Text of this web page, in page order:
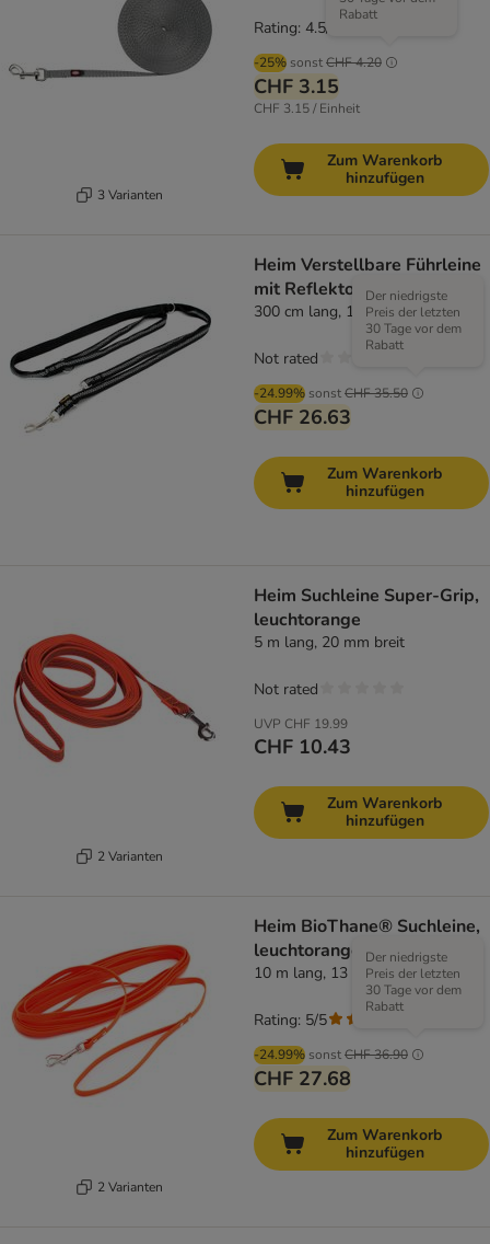
3 Varianten
-25% sonstCHF 4.20
Rabatt
CHF 3.15
CHF 3.15 / Einheit
Rating: 4.5/5
Zum Warenkorb
hinzufügen
Heim Verstellbare Führleine
mit Reflektoren, schwarz
300 cm lang, 19 mm breit
-24.99% sonstCHF 35.50
Der niedrigste
Preis der letzten
30 Tage vor dem
Rabatt
CHF 26.63
Not rated
Zum Warenkorb
hinzufügen
2 Varianten
Heim Suchleine Super-Grip,
leuchtorange
5 m lang, 20 mm breit
UVP CHF 19.99
CHF 10.43
Not rated
Zum Warenkorb
hinzufügen
2 Varianten
Heim BioThane® Suchleine,
leuchtorange
10 m lang, 13 mm breit
-24.99% sonstCHF 36.90
Der niedrigste
Preis der letzten
30 Tage vor dem
Rabatt
CHF 27.68
Rating: 5/5
Zum Warenkorb
hinzufügen